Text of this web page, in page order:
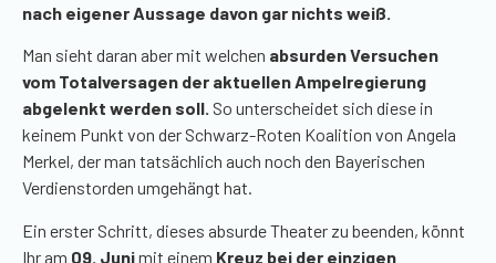
nach eigener Aussage davon gar nichts weiß.
Man sieht daran aber mit welchen absurden Versuchen
vom Totalversagen der aktuellen Ampelregierung
abgelenkt werden soll. So unterscheidet sich diese in
keinem Punkt von der Schwarz-Roten Koalition von Angela
Merkel, der man tatsächlich auch noch den Bayerischen
Verdienstorden umgehängt hat.
Ein erster Schritt, dieses absurde Theater zu beenden, könnt
Ihr am 09. Junimit einem Kreuz bei der einzigen